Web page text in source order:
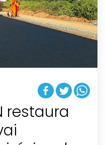
restaura